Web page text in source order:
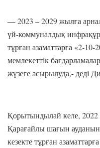
— 2023 – 2029 жылға
үй-коммуналдық
тұрған азаматтарға «2-
мемлекеттік
жүзеге асырылуда,- деді
Қорытындылай келе, 2022
Қарағайлы шағын
кезекте тұрған